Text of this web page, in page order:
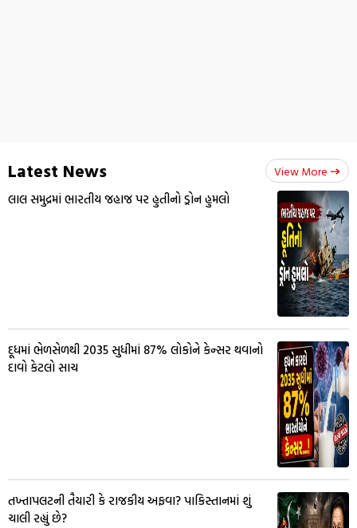
Latest News View More
લાલ સમુદ્રમાં ભારતીય જહાજ પર હુતીનો ડ્રોન હુમલો
દૂધમાં ભેળસેળથી 2035 સુધીમાં 87% લોકોને કેન્સર થવાનો
દાવો કેટલો સાચ
તખ્તાપલટની તૈયારી કે રાજકીય અફવા? પાકિસ્તાનમાં શું
ચાલી રહ્યું છે?